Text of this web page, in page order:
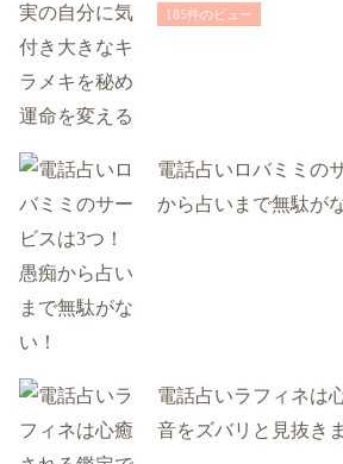
185件のビュー
電話占いロバミミの
から占いまで無駄が
電話占いラフィネは
音をズバリと見抜き